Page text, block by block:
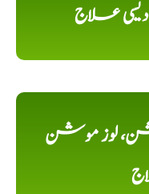
علاج
لوز موشن